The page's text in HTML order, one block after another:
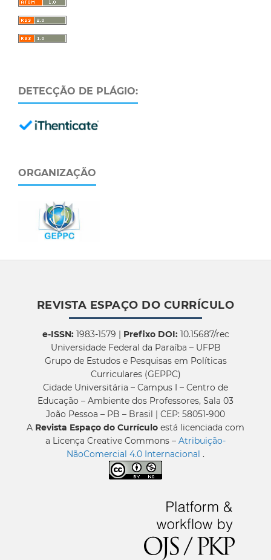
DETECÇÃO DE PLÁGIO:
ORGANIZAÇÃO
REVISTA ESPAÇO DO CURRÍCULO
e-ISSN:1983-1579 | Prefixo DOI:10.15687/rec
Universidade Federal da Paraíba – UFPB
Grupo de Estudos e Pesquisas em Políticas
Curriculares (GEPPC)
Cidade Universitária – Campus I – Centro de
Educação – Ambiente dos Professores, Sala 03
João Pessoa – PB – Brasil | CEP: 58051-900
A Revista Espaço do Currículo está licenciada com
a Licença Creative Commons – Atribuição-
NãoComercial 4.0 Internacional .